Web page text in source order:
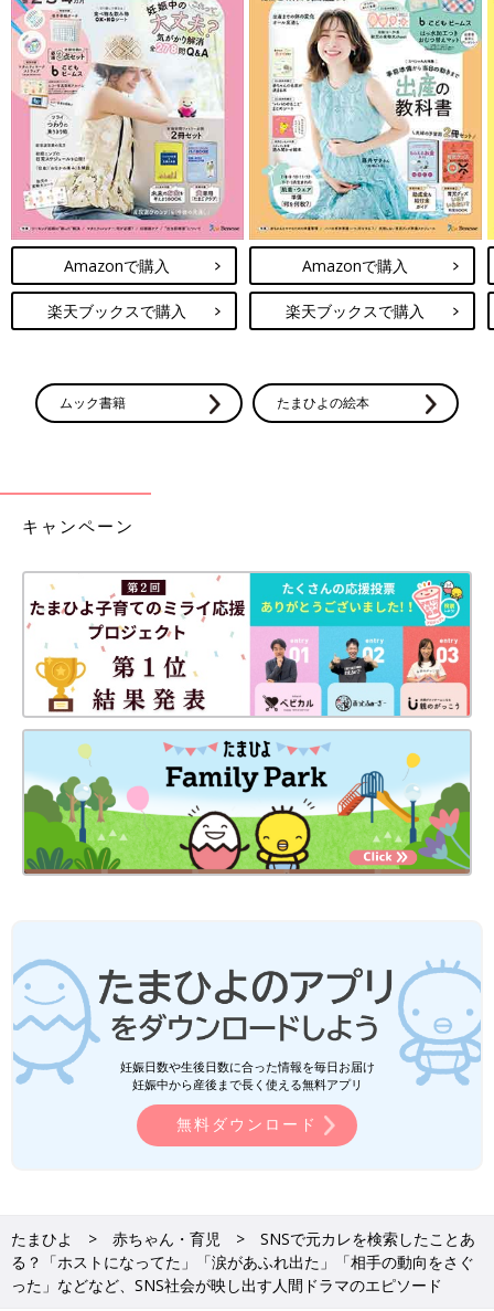
Amazonで購入
楽天ブックスで購入
Amazonで購入
楽天ブックスで購入
ムック書籍 たまひよの絵本
キャンペーン
妊娠日数や生後日数に合った情報を毎日お届け
妊娠中から産後まで長く使える無料アプリ
無料ダウンロード
たまひよ 赤ちゃん・育児
SNSで元カレを検索したことあ
る？「ホストになってた」「涙があふれ出た」「相手の動向をさぐ
った」などなど、SNS社会が映し出す人間ドラマのエピソード